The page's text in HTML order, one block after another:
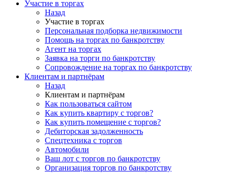
Участие в торгах
Назад
Участие в торгах
Персональная подборка недвижимости
Помощь на торгах по банкротству
Агент на торгах
Заявка на торги по банкротству
Сопровождение на торгах по банкротству
Клиентам и партнёрам
Назад
Клиентам и партнёрам
Как пользоваться сайтом
Как купить квартиру с торгов?
Как купить помещение с торгов?
Дебиторская задолженность
Спецтехника с торгов
Автомобили
Ваш лот с торгов по банкротству
Организация торгов по банкротству